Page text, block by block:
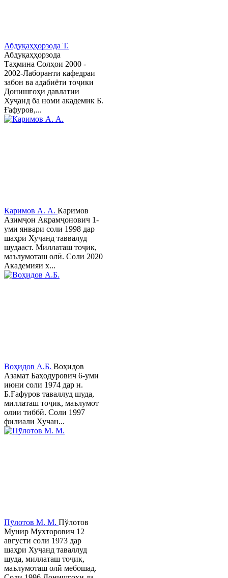
Абдуқаҳҳорзода Т.
Абдуқаҳҳорзода
Таҳмина Солҳои 2000 -
2002-Лаборанти кафедраи
забон ва адабиёти тоҷики
Донишгоҳи давлатии
Хуҷанд ба номи академик Б.
Ғафуров,...
Каримов А. А. Каримов
Азимҷон Акрамҷонович 1-
уми январи соли 1998 дар
шаҳри Хуҷанд таввалуд
шудааст. Миллаташ тоҷик,
маълумоташ олӣ. Соли 2020
Академияи х...
Воҳидов А.Б. Воҳидов
Азамат Баҳодурович 6-уми
июни соли 1974 дар н.
Б.Ғафуров таваллуд шуда,
миллаташ тоҷик, маълумот
олии тиббӣ. Соли 1997
филиали Хучан...
Пӯлотов М. М. Пўлотов
Мунир Мухторович 12
августи соли 1973 дар
шаҳри Хуҷанд таваллуд
шуда, миллаташ тоҷик,
маълумоташ олӣ мебошад.